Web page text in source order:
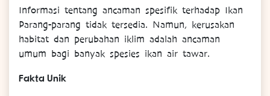
Informasi tentang ancaman spesifik terhadap Ikan
Parang-parang tidak tersedia. Namun, kerusakan
habitat dan perubahan iklim adalah ancaman
umum bagi banyak spesies ikan air tawar.
Fakta Unik